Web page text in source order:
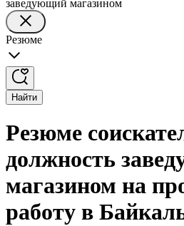
заведующий магазином
Резюме
Найти
Резюме
должность
магазином на
работу в